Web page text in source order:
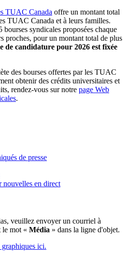
TUAC Canada offre un montant total
TUAC Canada et à leurs familles.
syndicales proposées chaque
proches, pour un montant total de plus
de candidature pour 2026 est fixée
des bourses offertes par les TUAC
obtenir des crédits universitaires et
rendez-vous sur notre page Web
.
de presse
nouvelles en direct
veuillez envoyer un courriel à
le mot « Média » dans la ligne d'objet.
ici.